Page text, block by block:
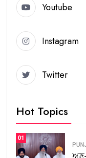
Youtube
Instagram
Twitter
Hot Topics
01